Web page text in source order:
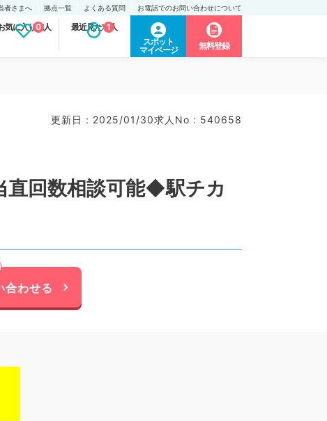
者さまへ 拠点一覧 よくある質問 お電話でのお問い合わせについて
気に入り求人
0 最近見た求人
1
スポット
マイページ
無料登録
更新日 : 2025/01/30求人No : 540658
直回数相談可能◆駅チカ
合わせる